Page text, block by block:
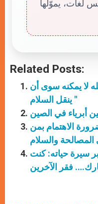
لغات، يموّلها
Related Posts:
لا يمكنه سوى أن
ينقل السلام "
أبرياء في الصين
الاهتمام بمن
والسلام
سيرة حياته: كنت
فقر الآخرين